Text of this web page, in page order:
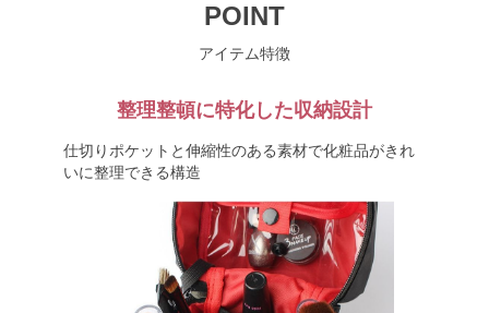
POINT
アイテム特徴
整理整頓に特化した収納設計
仕切りポケットと伸縮性のある素材で化粧品がきれ
いに整理できる構造